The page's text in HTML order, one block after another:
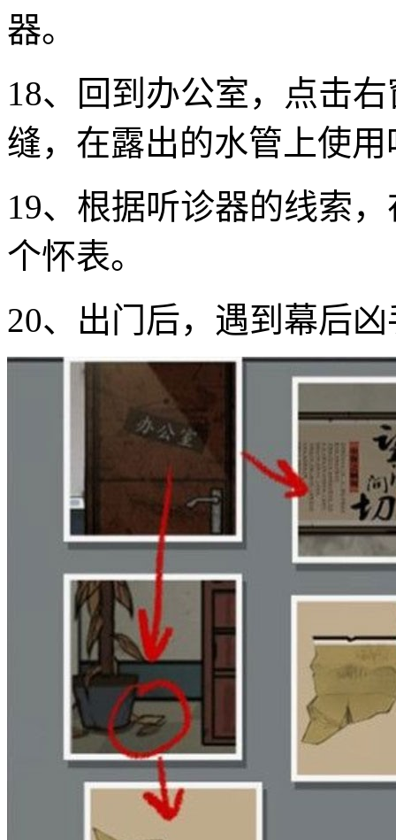
器。
18、回到办公室，点击
缝，在露出的水管上使
19、根据听诊器的线索
个怀表。
20、出门后，遇到幕后